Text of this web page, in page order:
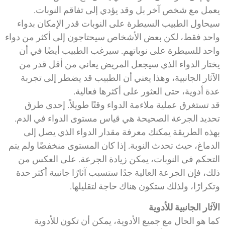
يعمل مع شخص آخر بل وقد يؤدي إلى تفاقم النوبات.
سيحاول الطبيب السيطرة على النوبات قدر الإمكان بدواء
واحد فقط، لكن بعض الأشخاص سيحتاجون إلى أكثر من دواء
واحد للسيطرة على نوباتهم. سيرغب الطبيب أيضًا في أن
يختار الدواء الذي سيجعل المريض يعاني من أقل قدر من
الآثار الجانبية، وهذا يعني أن الطبيب قد يضطر إلى تجربة
عدة أدوية، حتى العثور على أكثرها فعالية.
قد تستغرق عملية ملاءمة الدواء وقتًا طويلاً. إحدى طرق
تحديد الجرعة الصحيحة هي قياس مستوى الدواء في الدم.
بهذه الطريقة يمكنك معرفة مقدار الدواء الذي يصل إلى
الدماغ، حيث تحدث النوبة. إذا كان المستوى منخفضًا ولم يتم
التحكم في النوبات، يمكن زيادة الجرعة. على العكس من
ذلك، فإن الجرعة العالية جدًا ستسبب آثارًا جانبية أكثر حدة
وتكرارًا، ولذلك ستكون هناك حاجة لتقليلها.
الآثار الجانبية للأدوية
كما هو الحال مع جميع الأدوية، يمكن أن تكون للأدوية